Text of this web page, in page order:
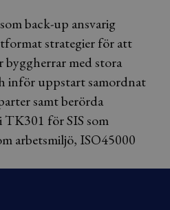
back-up ansvarig
strategier för att
byggherrar med stora
inför uppstart samordnat
samt berörda
TK301 för SIS som
arbetsmiljö, ISO45000